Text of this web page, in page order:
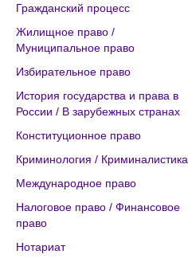
Гражданский процесс
Жилищное право /
Муниципальное право
Избирательное право
История государства и права в
России / В зарубежных странах
Конституционное право
Криминология / Криминалистика
Международное право
Налоговое право / Финансовое
право
Нотариат